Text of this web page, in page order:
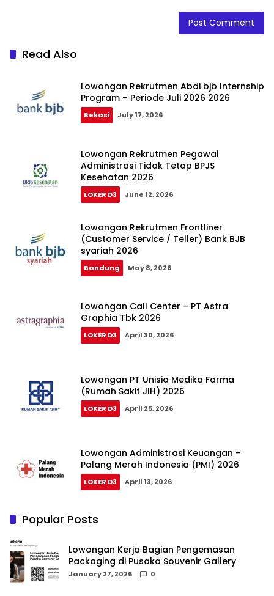
Read Also
Lowongan Rekrutmen Abdi bjb Internship
Program – Periode Juli 2026 2026
Bekasi July 17, 2026
Lowongan Rekrutmen Pegawai
Administrasi Tidak Tetap BPJS
Kesehatan 2026
LOKER D3 June 12, 2026
Lowongan Rekrutmen Frontliner
(Customer Service / Teller) Bank BJB
syariah 2026
Bandung May 8, 2026
Lowongan Call Center – PT Astra
Graphia Tbk 2026
LOKER D3 April 30, 2026
Lowongan PT Unisia Medika Farma
(Rumah Sakit JIH) 2026
LOKER D3 April 25, 2026
Lowongan Administrasi Keuangan –
Palang Merah Indonesia (PMI) 2026
LOKER D3 April 13, 2026
Popular Posts
Lowongan Kerja Bagian Pengemasan
Packaging di Pusaka Souvenir Gallery
January 27, 2026 0